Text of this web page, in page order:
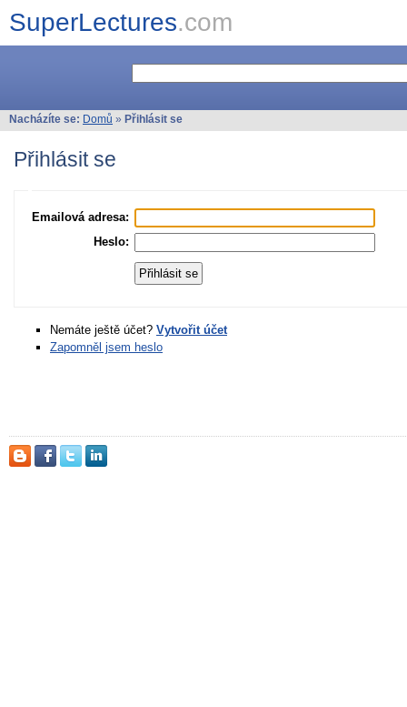
SuperLectures.com
Nacházíte se: Domů » Přihlásit se
Přihlásit se
Emailová adresa:
Heslo:
Nemáte ještě účet? Vytvořit účet
Zapomněl jsem heslo